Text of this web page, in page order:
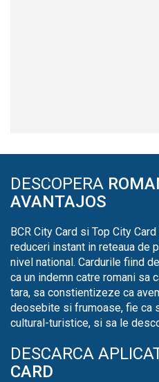
DESCOPERA
AVANTAJOS
BCR City Card si Top City
reduceri instant in reteaua de
nivel national. Cardurile fiind
ca un indemn catre romani sa
tara, sa constientizeze ca
deosebite si frumoase, fie ca
cultural-turistice, si sa le
DESCARCA
CARD